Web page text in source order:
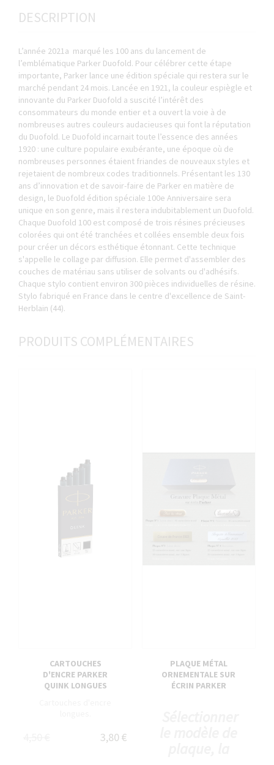
DESCRIPTION
L’année 2021a marqué les 100 ans du lancement de
l’emblématique Parker Duofold. Pour célébrer cette étape
importante, Parker lance une édition spéciale qui restera sur le
marché pendant 24 mois. Lancée en 1921, la couleur espiègle et
innovante du Parker Duofold a suscité l’intérêt des
consommateurs du monde entier et a ouvert la voie à de
nombreuses autres couleurs audacieuses qui font la réputation
du Duofold. Le Duofold incarnait toute l’essence des années
1920 : une culture populaire exubérante, une époque où de
nombreuses personnes étaient friandes de nouveaux styles et
rejetaient de nombreux codes traditionnels. Présentant les 130
ans d’innovation et de savoir-faire de Parker en matière de
design, le Duofold édition spéciale 100e Anniversaire sera
unique en son genre, mais il restera indubitablement un Duofold.
Chaque Duofold 100 est composé de trois résines précieuses
colorées qui ont été tranchées et collées ensemble deux fois
pour créer un décors esthétique étonnant. Cette technique
s'appelle le collage par diffusion. Elle permet d'assembler des
couches de matériau sans utiliser de solvants ou d'adhésifs.
Chaque stylo contient environ 300 pièces individuelles de résine.
Stylo fabriqué en France dans le centre d'excellence de Saint-
Herblain (44).
PRODUITS COMPLÉMENTAIRES
CARTOUCHES
D'ENCRE PARKER
QUINK LONGUES
3,80 €
PLAQUE MÉTAL
ORNEMENTALE SUR
ÉCRIN PARKER